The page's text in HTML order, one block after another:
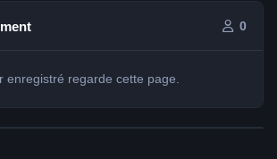
0
enregistré regarde cette page.